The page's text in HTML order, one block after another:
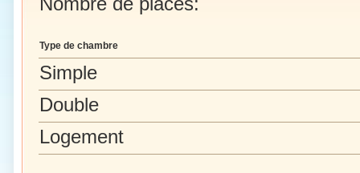
Type de chambre
Simple
Double
Logement